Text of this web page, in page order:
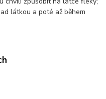
látkou a poté až během